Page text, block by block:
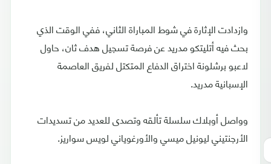
وازدادت الإثارة في شوط المباراة الثاني، ففي الوقت الذي
بحث فيه أتليتكو مدريد عن فرصة تسجيل هدف ثان، حاول
لاعبو برشلونة اختراق الدفاع المتكتل لفريق العاصمة
الإسبانية مدريد.
وواصل أوبلاك سلسلة تألقه وتصدى للعديد من تسديدات
الأرجنتيني ليونيل ميسي والأورغوياني لويس سواريز.